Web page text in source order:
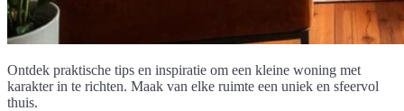
Ontdek praktische tips en inspiratie om een kleine woning met
karakter in te richten. Maak van elke ruimte een uniek en sfeervol
thuis.